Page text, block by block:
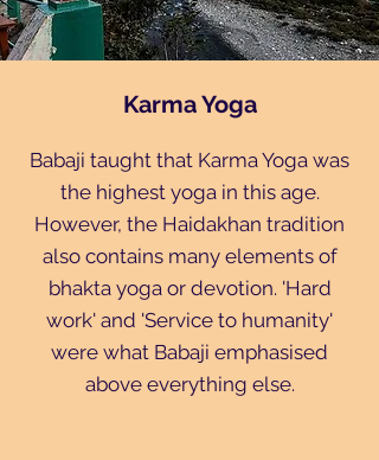
Karma Yoga
Babaji taught that Karma Yoga was
the highest yoga in this age.
However, the Haidakhan tradition
also contains many elements of
bhakta yoga or devotion. 'Hard
work' and 'Service to humanity'
were what Babaji emphasised
above everything else.